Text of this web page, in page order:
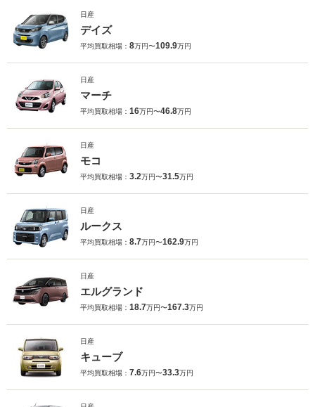
日産
デイズ
平均買取相場： 8万円〜109.9万円
日産
マーチ
平均買取相場： 16万円〜46.8万円
日産
モコ
平均買取相場： 3.2万円〜31.5万円
日産
ルークス
平均買取相場： 8.7万円〜162.9万円
日産
エルグランド
平均買取相場： 18.7万円〜167.3万円
日産
キューブ
平均買取相場： 7.6万円〜33.3万円